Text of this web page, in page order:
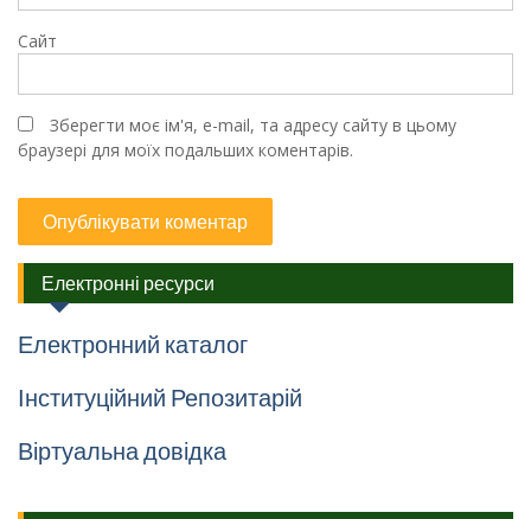
Сайт
Зберегти моє ім'я, e-mail, та адресу сайту в цьому
браузері для моїх подальших коментарів.
Електронні ресурси
Електронний каталог
Інституційний Репозитарій
Віртуальна довідка